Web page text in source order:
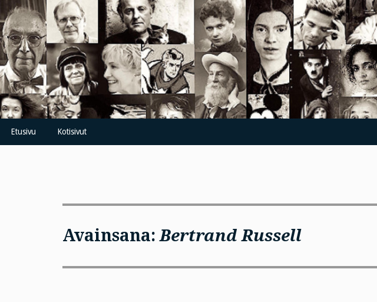
Skip
to
content
Etusivu Kotisivut
Avainsana:Bertrand Russell